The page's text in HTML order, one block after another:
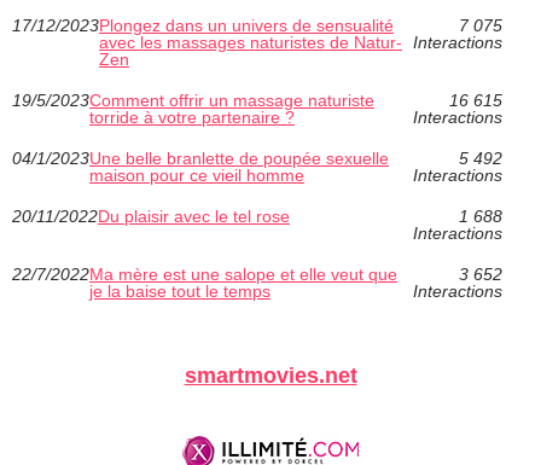
17/12/2023Plongez dans un univers de sensualité
avec les massages naturistes de Natur-
Zen
7 075
Interactions
19/5/2023Comment offrir un massage naturiste
torride à votre partenaire ?
16 615
Interactions
04/1/2023Une belle branlette de poupée sexuelle
maison pour ce vieil homme
5 492
Interactions
20/11/2022Du plaisir avec le tel rose
1 688
Interactions
22/7/2022Ma mère est une salope et elle veut que
je la baise tout le temps
3 652
Interactions
smartmovies.net